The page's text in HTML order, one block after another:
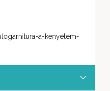
a-kenyelem-